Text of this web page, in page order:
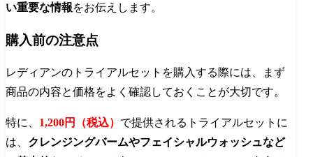
い重要な情報をお伝えします。
購入前の注意点
レディアンのトライアルセットを購入する際には、まず
商品の内容と価格をよく確認しておくことが大切です。
特に、 1,200円（税込） で提供されるトライアルセットに
は、 クレンジングバームやフェイシャルウォッシュなど